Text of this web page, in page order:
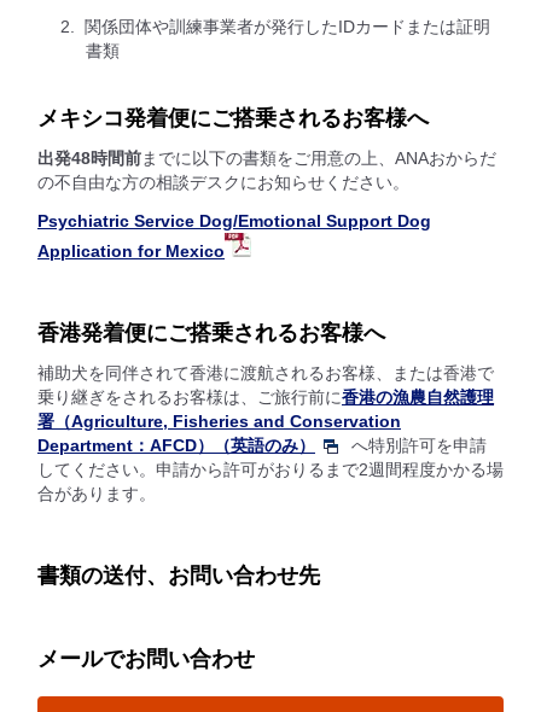
関係団体や訓練事業者が発行したIDカードまたは証明
書類
メキシコ発着便にご搭乗されるお客様へ
出発48時間前までに以下の書類をご用意の上、ANAおからだ
の不自由な方の相談デスクにお知らせください。
Psychiatric Service Dog/Emotional Support Dog
Application for Mexico
香港発着便にご搭乗されるお客様へ
補助犬を同伴されて香港に渡航されるお客様、または香港で
乗り継ぎをされるお客様は、ご旅行前に香港の漁農自然護理
署（Agriculture, Fisheries and Conservation
Department：AFCD）（英語のみ）
へ特別許可を申請
してください。申請から許可がおりるまで2週間程度かかる場
合があります。
書類の送付、お問い合わせ先
メールでお問い合わせ